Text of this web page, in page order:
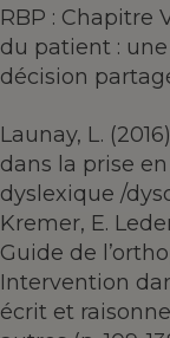
RBP : Chapitre
du patient :
décision
Launay, L.
dans la prise
dyslexique /
Kremer, E.
Guide de
Intervention
écrit et